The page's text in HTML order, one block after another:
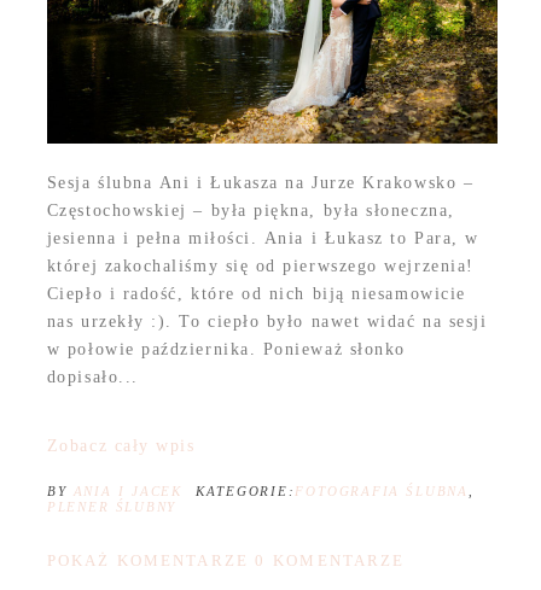
Sesja ślubna Ani i Łukasza na Jurze Krakowsko –
Częstochowskiej – była piękna, była słoneczna,
jesienna i pełna miłości. Ania i Łukasz to Para, w
której zakochaliśmy się od pierwszego wejrzenia!
Ciepło i radość, które od nich biją niesamowicie
nas urzekły :). To ciepło było nawet widać na sesji
w połowie października. Ponieważ słonko
dopisało...
Zobacz cały wpis
BY ANIA I JACEK KATEGORIE: FOTOGRAFIA ŚLUBNA
PLENER ŚLUBNY
POKAŻ KOMENTARZE 0 KOMENTARZE